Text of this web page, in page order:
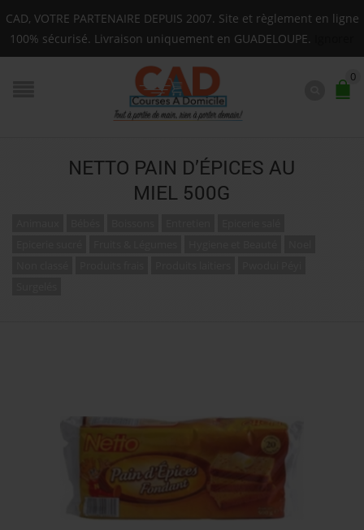
Livraison sur toute la Guadeloupe : Mardi, Jeudi,
0
NETTO PAIN D’ÉPICES AU
MIEL 500G
CAD, VOTRE PARTENAIRE DEPUIS 2007. Site et règlement en ligne
100% sécurisé. Livraison uniquement en GUADELOUPE.